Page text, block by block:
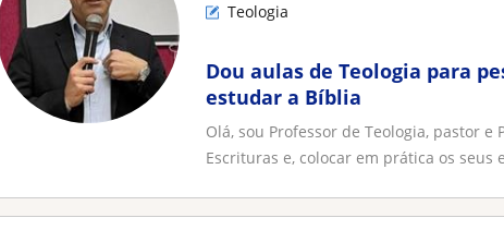
Teologia
Dou aulas de Teologia para
estudar a Bíblia
Olá, sou Professor de Teologia, pastor
Escrituras e, colocar em prática os seus